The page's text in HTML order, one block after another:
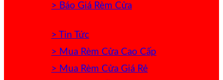
> Báo Giá Rèm Cửa
> Tin Tức
> Mua Rèm Cửa Cao Cấp
> Mua Rèm Cửa Giá Rẻ